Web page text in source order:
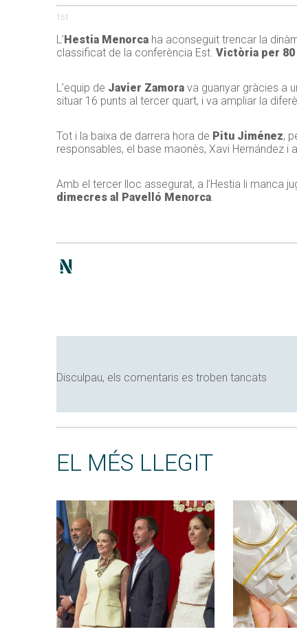
151
L’ Hestia Menorca ha aconseguit trencar la
classificat de la conferència Est. Victòria per 80
L’equip de Javier Zamora va guanyar gràcies a
situar 16 punts al tercer quart, i va ampliar la
Tot i la baixa de darrera hora de Pitu Jiménez,
responsables, el base maonès, Xavi Hernández i
Amb el tercer lloc assegurat, a l’Hestia li manca
dimecres al Pavelló Menorca.
Disculpau, els comentaris es troben tancats
EL MÉS LLEGIT